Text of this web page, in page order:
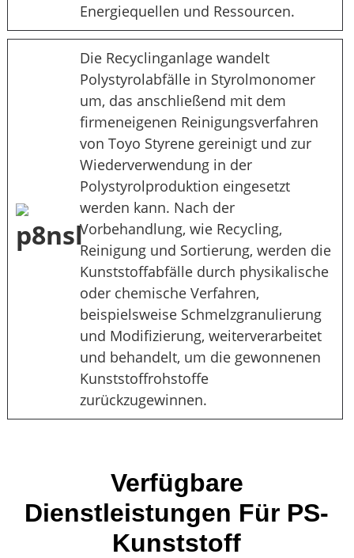
Energiequellen und Ressourcen.
Die Recyclinganlage wandelt
Polystyrolabfälle in Styrolmonomer
um, das anschließend mit dem
firmeneigenen Reinigungsverfahren
von Toyo Styrene gereinigt und zur
Wiederverwendung in der
Polystyrolproduktion eingesetzt
werden kann. Nach der
Vorbehandlung, wie Recycling,
Reinigung und Sortierung, werden die
Kunststoffabfälle durch physikalische
oder chemische Verfahren,
beispielsweise Schmelzgranulierung
und Modifizierung, weiterverarbeitet
und behandelt, um die gewonnenen
Kunststoffrohstoffe
zurückzugewinnen.
Verfügbare
Dienstleistungen Für PS-
Kunststoff